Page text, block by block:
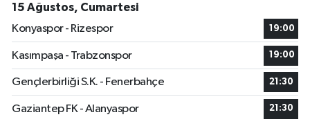
15 Ağustos, Cumartesi
Konyaspor - Rizespor
19:00
Kasımpaşa - Trabzonspor 19:00
Gençlerbirliği S.K. - Fenerbahçe 21:30
Gaziantep FK - Alanyaspor 21:30